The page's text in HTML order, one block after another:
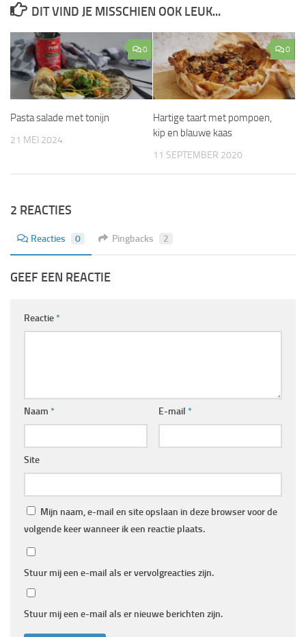
DIT VIND JE MISSCHIEN OOK LEUK...
0
Pasta salade met tonijn
21 MEI 2024
0
Hartige taart met pompoen,
kip en blauwe kaas
11 SEPTEMBER 2020
2 REACTIES
Reacties 0 Pingbacks 2
GEEF EEN REACTIE
Reactie*
Naam * E-mail *
Site
Mijn naam, e-mail en site opslaan in deze browser voor de
volgende keer wanneer ik een reactie plaats.
Stuur mij een e-mail als er vervolgreacties zijn.
Stuur mij een e-mail als er nieuwe berichten zijn.